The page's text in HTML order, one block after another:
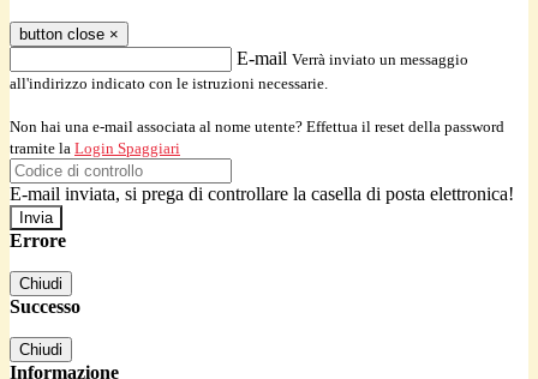
button close ×
E-mail Verrà inviato un messaggio
all'indirizzo indicato con le istruzioni necessarie.
Non hai una e-mail associata al nome utente? Effettua il reset della password
tramite la Login Spaggiari
E-mail inviata, si prega di controllare la casella di posta elettronica!
Errore
Chiudi
Successo
Chiudi
Informazione